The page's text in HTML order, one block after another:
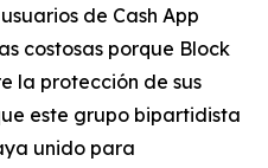
de Cash App
costosas porque Block
la protección de sus
este grupo bipartidista
unido para